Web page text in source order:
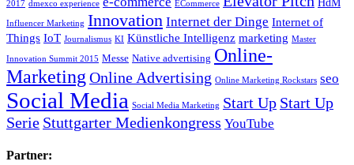
2017 dmexco experience ECommerce HdM
Influencer Marketing Innovation Internet der Dinge Internet of
Things IoT Journalismus KI Künstliche Intelligenz marketing Master
Innovation Summit 2015 Messe Native advertising Online-
Marketing Online Advertising Online Marketing Rockstars seo
Social Media Social Media Marketing Start Up Start Up
Serie Stuttgarter Medienkongress YouTube
Partner: